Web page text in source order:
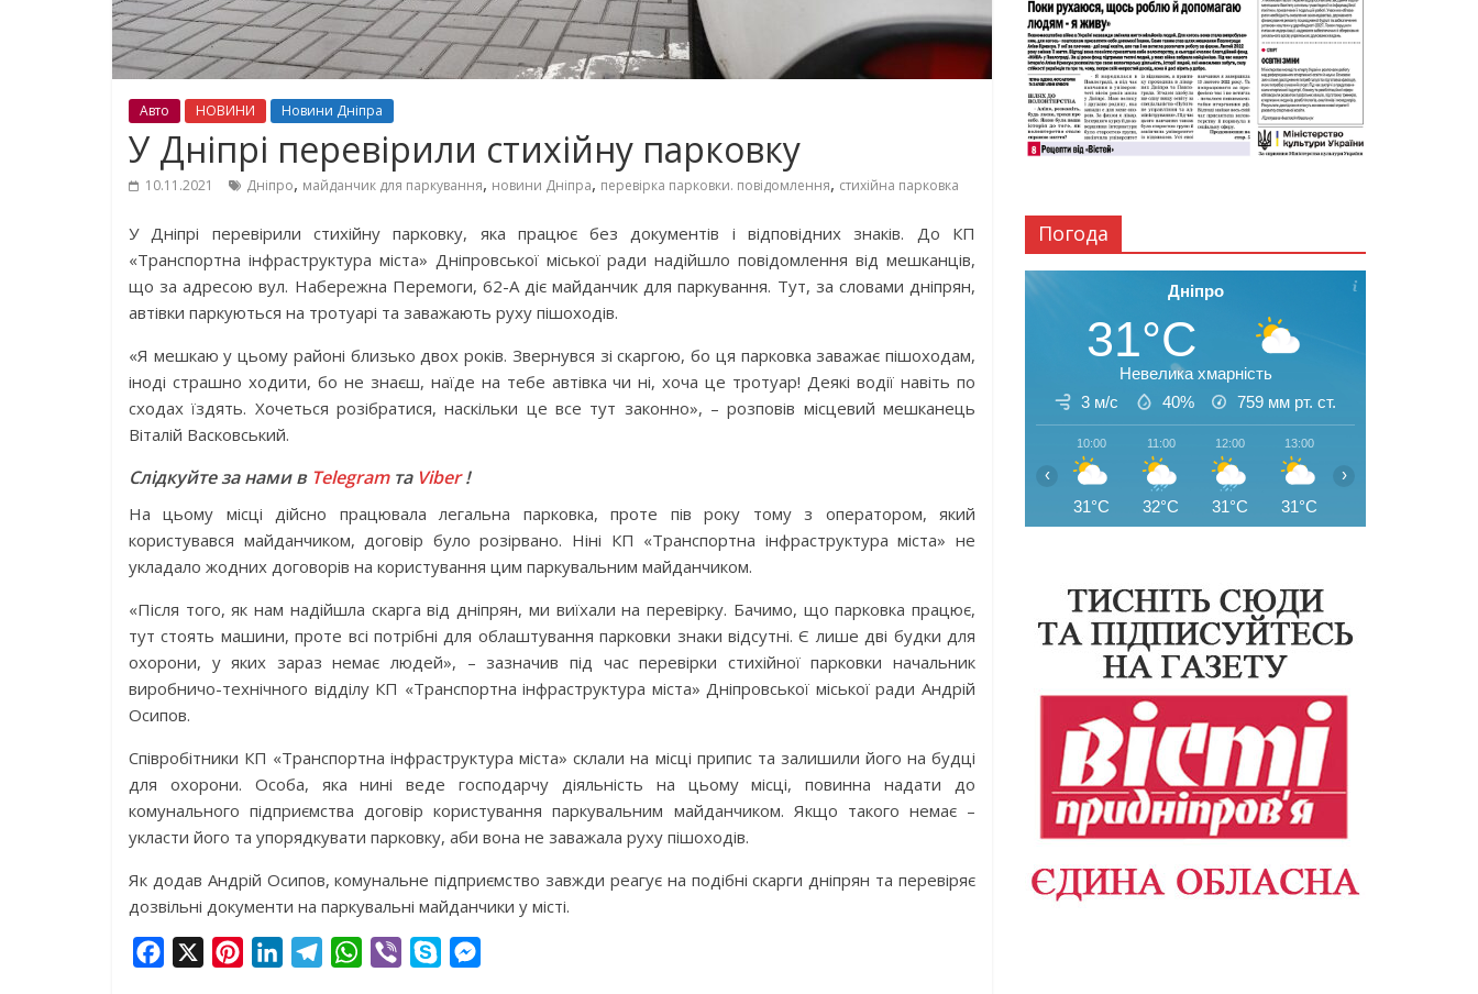
Авто НОВИНИ Новини Дніпра
У Дніпрі перевірили стихійну парковку
10.11.2021 Дніпро, майданчик для паркування, новини Дніпра, перевірка парковки. повідомлення, стихійна парковка
У Дніпрі перевірили стихійну парковку, яка працює без документів і відповідних знаків. До КП
«Транспортна інфраструктура міста» Дніпровської міської ради надійшло повідомлення від мешканців,
що за адресою вул. Набережна Перемоги, 62-А діє майданчик для паркування. Тут, за словами дніпрян,
автівки паркуються на тротуарі та заважають руху пішоходів.
«Я мешкаю у цьому районі близько двох років. Звернувся зі скаргою, бо ця парковка заважає пішоходам,
іноді страшно ходити, бо не знаєш, наїде на тебе автівка чи ні, хоча це тротуар! Деякі водії навіть по
сходах їздять. Хочеться розібратися, наскільки це все тут законно», – розповів місцевий мешканець
Віталій Васковський.
Слідкуйте за нами в Telegramта Viber!
На цьому місці дійсно працювала легальна парковка, проте пів року тому з оператором, який
користувався майданчиком, договір було розірвано. Ніні КП «Транспортна інфраструктура міста» не
укладало жодних договорів на користування цим паркувальним майданчиком.
«Після того, як нам надійшла скарга від дніпрян, ми виїхали на перевірку. Бачимо, що парковка працює,
тут стоять машини, проте всі потрібні для облаштування парковки знаки відсутні. Є лише дві будки для
охорони, у яких зараз немає людей», – зазначив під час перевірки стихійної парковки начальник
виробничо-технічного відділу КП «Транспортна інфраструктура міста» Дніпровської міської ради Андрій
Осипов.
Співробітники КП «Транспортна інфраструктура міста» склали на місці припис та залишили його на будці
для охорони. Особа, яка нині веде господарчу діяльність на цьому місці, повинна надати до
комунального підприємства договір користування паркувальним майданчиком. Якщо такого немає –
укласти його та упорядкувати парковку, аби вона не заважала руху пішоходів.
Як додав Андрій Осипов, комунальне підприємство завжди реагує на подібні скарги дніпрян та перевіряє
дозвільні документи на паркувальні майданчики у місті.
W
Погода
Дніпро
31°C
Невелика хмарність
3 м/с
40% 759 мм рт. ст.
10:00
31°C
11:00
32°C
12:00
31°C
13:00
31°C
‹ ›